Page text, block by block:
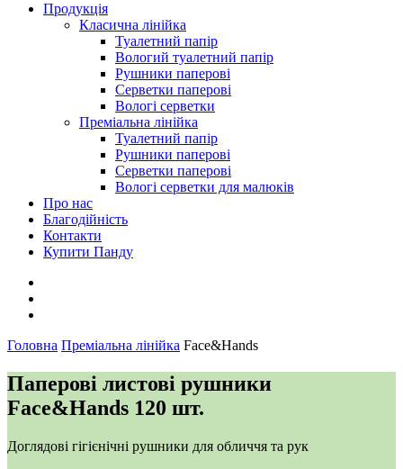
Продукція
Класична лінійка
Туалетний папір
Вологий туалетний папір
Рушники паперові
Серветки паперові
Вологі серветки
Преміальна лінійка
Туалетний папір
Рушники паперові
Cерветки паперові
Вологі серветки для малюків
Про нас
Благодійність
Контакти
Купити Панду
Головна Преміальна лінійка Face&Hands
Паперові листові рушники
Face&Hands 120 шт.
Доглядові гігієнічні рушники для обличчя та рук